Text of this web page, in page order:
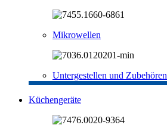
Mikrowellen
Untergestellen und Zubehören
Küchengeräte